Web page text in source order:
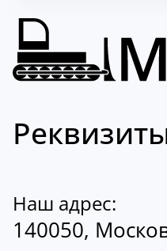
Наш адрес:
140050,